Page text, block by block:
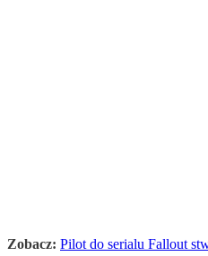
Zobacz: Pilot do serialu Fallout